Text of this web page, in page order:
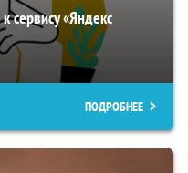
сервису «Яндекс
ПОДРОБНЕЕ